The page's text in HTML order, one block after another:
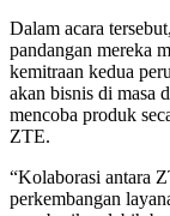
Dalam acara
pandangan mereka
kemitraan kedua
akan bisnis di masa
mencoba produk
ZTE.
“Kolaborasi antara
perkembangan